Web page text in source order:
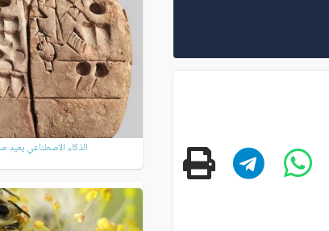
الذكاء الاصطناعي يعيد